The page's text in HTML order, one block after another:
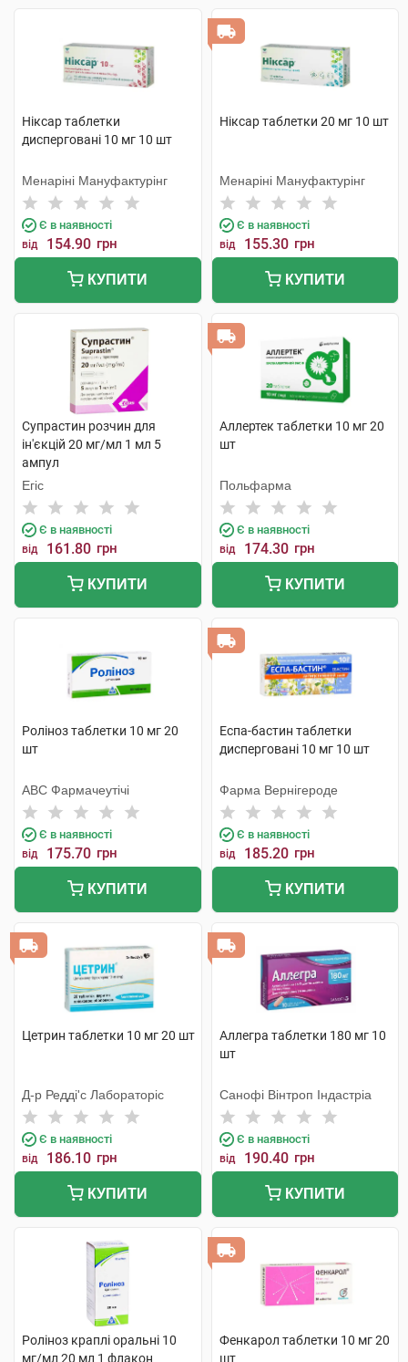
Ніксар таблетки
дисперговані 10 мг 10 шт
Менаріні Мануфактурінг
Є в наявності
від 154.90 грн
КУПИТИ
Ніксар таблетки 20 мг 10 шт
Менаріні Мануфактурінг
Є в наявності
від 155.30 грн
КУПИТИ
Супрастин розчин для
ін'єкцій 20 мг/мл 1 мл 5
ампул
Егіс
Є в наявності
від 161.80 грн
КУПИТИ
Аллертек таблетки 10 мг 20
шт
Польфарма
Є в наявності
від 174.30 грн
КУПИТИ
Роліноз таблетки 10 мг 20
шт
АВС Фармачеутічі
Є в наявності
від 175.70 грн
КУПИТИ
Еспа-бастин таблетки
дисперговані 10 мг 10 шт
Фарма Вернігероде
Є в наявності
від 185.20 грн
КУПИТИ
Цетрин таблетки 10 мг 20 шт
Д-р Редді'с Лабораторіс
Є в наявності
від 186.10 грн
КУПИТИ
Аллегра таблетки 180 мг 10
шт
Санофі Вінтроп Індастріа
Є в наявності
від 190.40 грн
КУПИТИ
Роліноз краплі оральні 10
мг/мл 20 мл 1 флакон
Фенкарол таблетки 10 мг 20
шт